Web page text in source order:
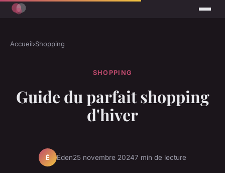
Accueil›Shopping
SHOPPING
Guide du parfait shopping
d'hiver
É Éden25 novembre 20247 min de lecture